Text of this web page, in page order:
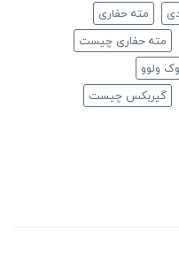
مته حفاری
مته حفاری چیست
ولوو
گیربکس چیست